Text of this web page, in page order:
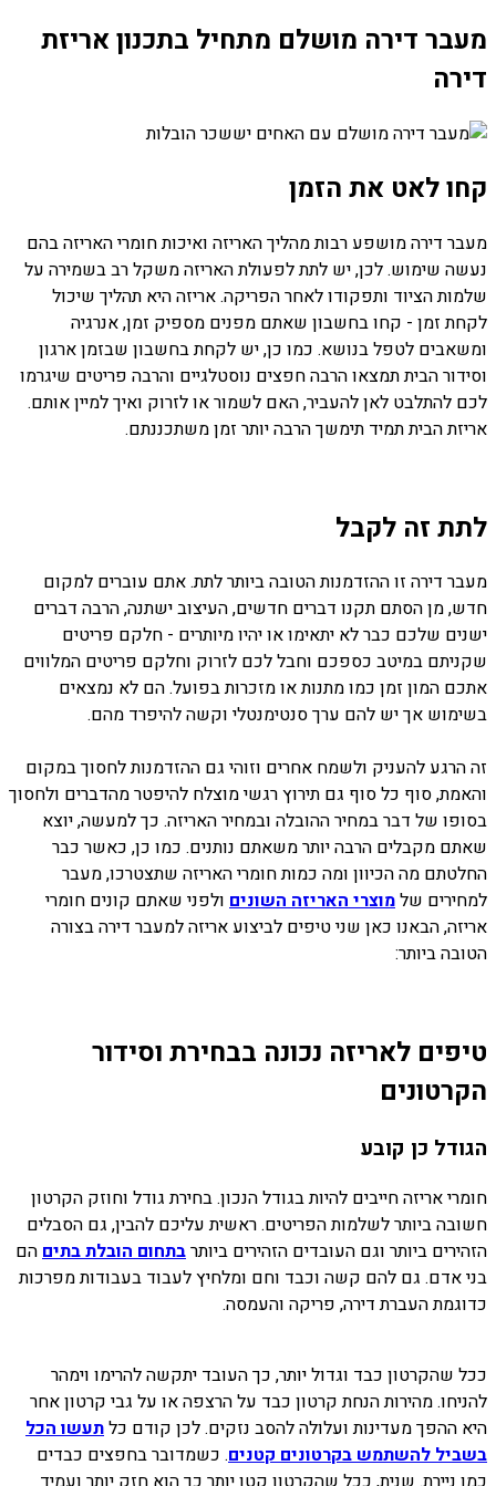
מעבר דירה מושלם מתחיל בתכנון אריזת
דירה
קחו לאט את הזמן
מעבר דירה מושפע רבות מהליך האריזה ואיכות חומרי האריזה בהם
נעשה שימוש. לכן, יש לתת לפעולת האריזה משקל רב בשמירה על
שלמות הציוד ותפקודו לאחר הפריקה. אריזה היא תהליך שיכול
לקחת זמן - קחו בחשבון שאתם מפנים מספיק זמן, אנרגיה
ומשאבים לטפל בנושא. כמו כן, יש לקחת בחשבון שבזמן ארגון
וסידור הבית תמצאו הרבה חפצים נוסטלגיים והרבה פריטים שיגרמו
לכם להתלבט לאן להעביר, האם לשמור או לזרוק ואיך למיין אותם.
אריזת הבית תמיד תימשך הרבה יותר זמן משתכננתם.
לתת זה לקבל
מעבר דירה זו ההזדמנות הטובה ביותר לתת. אתם עוברים למקום
חדש, מן הסתם תקנו דברים חדשים, העיצוב ישתנה, הרבה דברים
ישנים שלכם כבר לא יתאימו או יהיו מיותרים - חלקם פריטים
שקניתם במיטב כספכם וחבל לכם לזרוק וחלקם פריטים המלווים
אתכם המון זמן כמו מתנות או מזכרות בפועל. הם לא נמצאים
בשימוש אך יש להם ערך סנטימנטלי וקשה להיפרד מהם.
זה הרגע להעניק ולשמח אחרים וזוהי גם ההזדמנות לחסוך במקום
והאמת, סוף כל סוף גם תירוץ רגשי מוצלח להיפטר מהדברים ולחסוך
בסופו של דבר במחיר ההובלה ובמחיר האריזה. כך למעשה, יוצא
שאתם מקבלים הרבה יותר משאתם נותנים. כמו כן, כאשר כבר
החלטתם מה הכיוון ומה כמות חומרי האריזה שתצטרכו, מעבר
למחירים שלמוצרי האריזה השונים ולפני שאתם קונים חומרי
אריזה, הבאנו כאן שני טיפים לביצוע אריזה למעבר דירה בצורה
הטובה ביותר:
טיפים לאריזה נכונה בבחירת וסידור
הקרטונים
הגודל כן קובע
חומרי אריזה חייבים להיות בגודל הנכון. בחירת גודל וחוזק הקרטון
חשובה ביותר לשלמות הפריטים. ראשית עליכם להבין, גם הסבלים
הזהירים ביותר וגם העובדים הזהירים ביותרבתחום הובלת בתיםהם
בני אדם. גם להם קשה וכבד וחם ומלחיץ לעבוד בעבודות מפרכות
כדוגמת העברת דירה, פריקה והעמסה.
ככל שהקרטון כבד וגדול יותר, כך העובד יתקשה להרימו וימהר
להניחו. מהירות הנחת קרטון כבד על הרצפה או על גבי קרטון אחר
היא ההפך מעדינות ועלולה להסב נזקים. לכן קודם כלתעשו הכל
בשביל להשתמש בקרטונים קטנים. כשמדובר בחפצים כבדים